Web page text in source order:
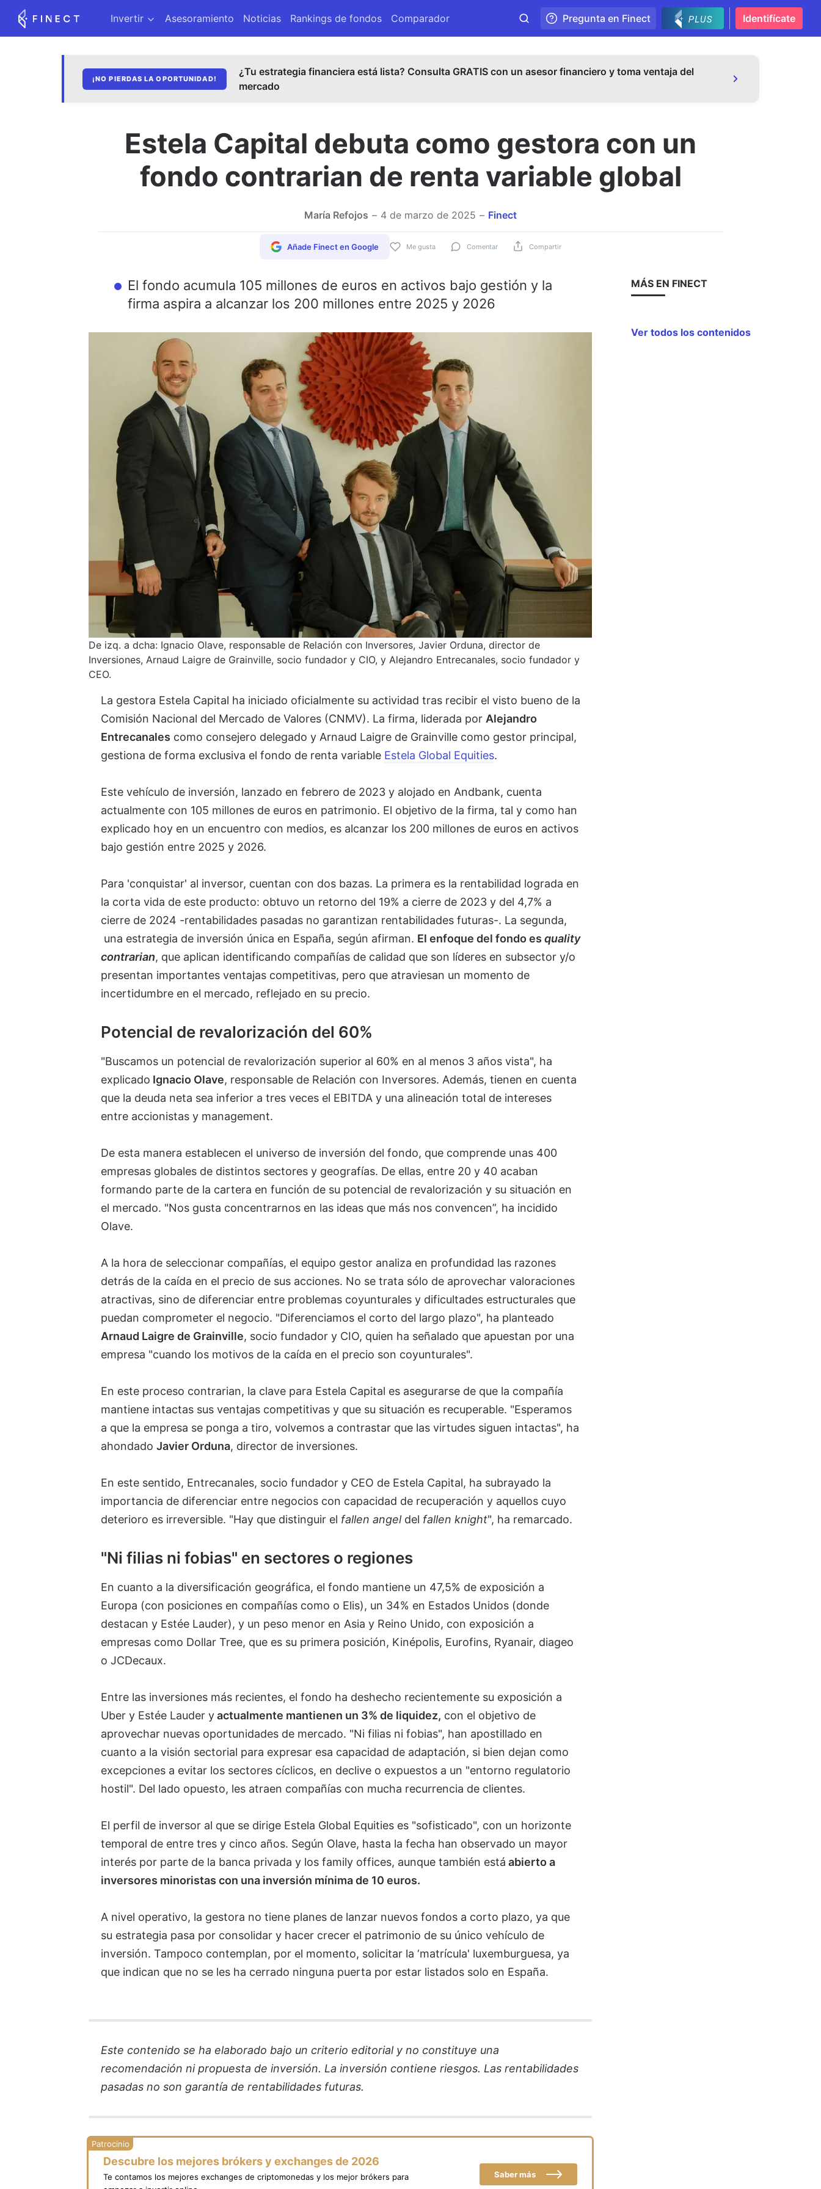
Invertir Asesoramiento Noticias Rankings de fondos Comparador Pregunta en Finect Identifícate
¡NO PIERDAS LA OPORTUNIDAD!
¿Tu estrategia financiera está lista? Consulta GRATIS con un asesor financiero y toma ventaja del
mercado
Estela Capital debuta como gestora con un
fondo contrarian de renta variable global
María Refojos 4 de marzo de 2025 Finect
Me gusta Comentar Compartir
Añade Finect en Google
El fondo acumula 105 millones de euros en activos bajo gestión y la
firma aspira a alcanzar los 200 millones entre 2025 y 2026
De izq. a dcha: Ignacio Olave, responsable de Relación con Inversores, Javier Orduna, director de
Inversiones, Arnaud Laigre de Grainville, socio fundador y CIO, y Alejandro Entrecanales, socio fundador y
CEO.
La gestora Estela Capital ha iniciado oficialmente su actividad tras recibir el visto bueno de la
Comisión Nacional del Mercado de Valores (CNMV). La firma, liderada por Alejandro
Entrecanales como consejero delegado y Arnaud Laigre de Grainville como gestor principal,
gestiona de forma exclusiva el fondo de renta variable Estela Global Equities.
Este vehículo de inversión, lanzado en febrero de 2023 y alojado en Andbank, cuenta
actualmente con 105 millones de euros en patrimonio. El objetivo de la firma, tal y como han
explicado hoy en un encuentro con medios, es alcanzar los 200 millones de euros en activos
bajo gestión entre 2025 y 2026.
Para 'conquistar' al inversor, cuentan con dos bazas. La primera es la rentabilidad lograda en
la corta vida de este producto: obtuvo un retorno del 19% a cierre de 2023 y del 4,7% a
cierre de 2024 -rentabilidades pasadas no garantizan rentabilidades futuras-. La segunda,
una estrategia de inversión única en España, según afirman. El enfoque del fondo es quality
contrarian, que aplican identificando compañías de calidad que son líderes en subsector y/o
presentan importantes ventajas competitivas, pero que atraviesan un momento de
incertidumbre en el mercado, reflejado en su precio.
Potencial de revalorización del 60%
"Buscamos un potencial de revalorización superior al 60% en al menos 3 años vista", ha
explicado Ignacio Olave, responsable de Relación con Inversores. Además, tienen en cuenta
que la deuda neta sea inferior a tres veces el EBITDA y una alineación total de intereses
entre accionistas y management.
De esta manera establecen el universo de inversión del fondo, que comprende unas 400
empresas globales de distintos sectores y geografías. De ellas, entre 20 y 40 acaban
formando parte de la cartera en función de su potencial de revalorización y su situación en
el mercado. "Nos gusta concentrarnos en las ideas que más nos convencen”, ha incidido
Olave.
A la hora de seleccionar compañías, el equipo gestor analiza en profundidad las razones
detrás de la caída en el precio de sus acciones. No se trata sólo de aprovechar valoraciones
atractivas, sino de diferenciar entre problemas coyunturales y dificultades estructurales que
puedan comprometer el negocio. "Diferenciamos el corto del largo plazo", ha planteado
Arnaud Laigre de Grainville, socio fundador y CIO, quien ha señalado que apuestan por una
empresa "cuando los motivos de la caída en el precio son coyunturales".
En este proceso contrarian, la clave para Estela Capital es asegurarse de que la compañía
mantiene intactas sus ventajas competitivas y que su situación es recuperable. "Esperamos
a que la empresa se ponga a tiro, volvemos a contrastar que las virtudes siguen intactas", ha
ahondado Javier Orduna, director de inversiones.
En este sentido, Entrecanales, socio fundador y CEO de Estela Capital, ha subrayado la
importancia de diferenciar entre negocios con capacidad de recuperación y aquellos cuyo
deterioro es irreversible. "Hay que distinguir el fallen angel del fallen knight", ha remarcado.
"Ni filias ni fobias" en sectores o regiones
En cuanto a la diversificación geográfica, el fondo mantiene un 47,5% de exposición a
Europa (con posiciones en compañías como o Elis), un 34% en Estados Unidos (donde
destacan y Estée Lauder), y un peso menor en Asia y Reino Unido, con exposición a
empresas como Dollar Tree, que es su primera posición, Kinépolis, Eurofins, Ryanair, diageo
o JCDecaux.
Entre las inversiones más recientes, el fondo ha deshecho recientemente su exposición a
Uber y Estée Lauder yactualmente mantienen un 3% de liquidez, con el objetivo de
aprovechar nuevas oportunidades de mercado. "Ni filias ni fobias", han apostillado en
cuanto a la visión sectorial para expresar esa capacidad de adaptación, si bien dejan como
excepciones a evitar los sectores cíclicos, en declive o expuestos a un "entorno regulatorio
hostil". Del lado opuesto, les atraen compañías con mucha recurrencia de clientes.
El perfil de inversor al que se dirige Estela Global Equities es "sofisticado", con un horizonte
temporal de entre tres y cinco años. Según Olave, hasta la fecha han observado un mayor
interés por parte de la banca privada y los family offices, aunque también está abierto a
inversores minoristas con una inversión mínima de 10 euros.
A nivel operativo, la gestora no tiene planes de lanzar nuevos fondos a corto plazo, ya que
su estrategia pasa por consolidar y hacer crecer el patrimonio de su único vehículo de
inversión. Tampoco contemplan, por el momento, solicitar la ‘matrícula' luxemburguesa, ya
que indican que no se les ha cerrado ninguna puerta por estar listados solo en España.
Este contenido se ha elaborado bajo un criterio editorial y no constituye una
recomendación ni propuesta de inversión. La inversión contiene riesgos. Las rentabilidades
pasadas no son garantía de rentabilidades futuras.
Descubre los mejores brókers y exchanges de 2026
Te contamos los mejores exchanges de criptomonedas y los mejor brókers para
Saber más
MÁS EN FINECT
Ver todos los contenidos